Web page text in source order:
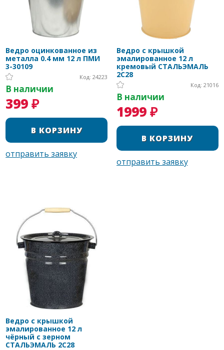
Ведро оцинкованное из
металла 0.4 мм 12 л ПМИ
3-30109
Код: 24223
В наличии
399 ₽
Ведро с крышкой
эмалированное 12 л
кремовый СТАЛЬЭМАЛЬ
2C28
Код: 21016
В наличии
1999 ₽
Ведро с крышкой
эмалированное 12 л
чёрный с зерном
СТАЛЬЭМАЛЬ 2C28